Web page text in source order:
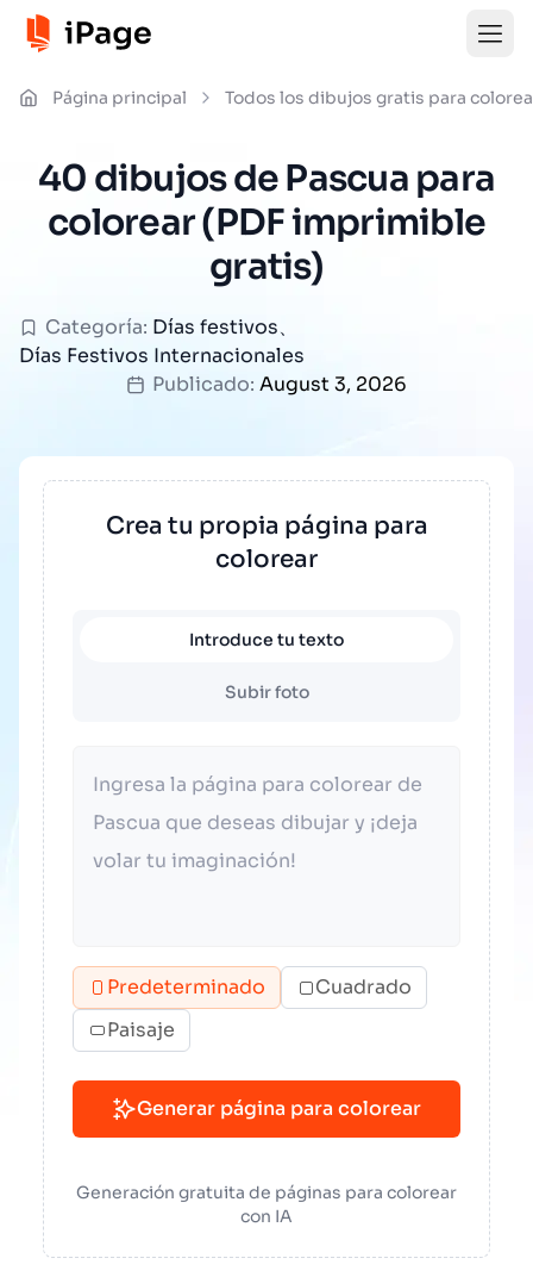
Página principal Todos los dibujos gratis para
40 dibujos de Pascua para
colorear (PDF imprimible
gratis)
Categoría: Días festivos、
Días Festivos Internacionales
Publicado: August 3, 2026
Crea tu propia página para
colorear
Introduce tu texto
Subir foto
Predeterminado
Cuadrado
Paisaje
Generar página para colorear
Generación gratuita de páginas para colorear
con IA